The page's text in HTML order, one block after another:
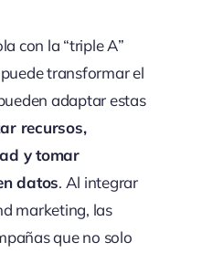
con la “triple A”
transformar el
adaptar estas
recursos,
y tomar
datos. Al integrar
marketing, las
que no solo